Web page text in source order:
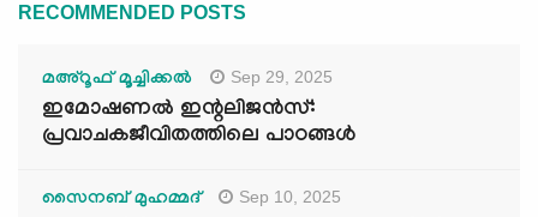
RECOMMENDED POSTS
മഅ്റൂഫ് മൂച്ചിക്കല്‍ Sep 29, 2025
ഇമോഷണൽ ഇന്റലിജൻസ്:
പ്രവാചകജീവിതത്തിലെ പാഠങ്ങൾ
സൈനബ് മുഹമ്മദ് Sep 10, 2025